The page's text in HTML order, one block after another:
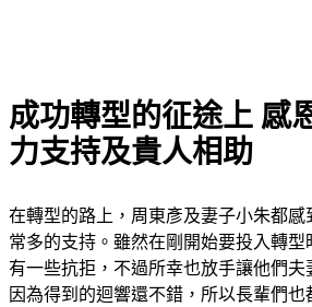
成功轉型的征途上 感
力支持及貴人相助
在轉型的路上，周東彥及妻子小朱都
常多的支持。雖然在剛開始要投入轉
有一些抗拒，不過所幸也放手讓他們
因為得到的迴響還不錯，所以長輩們